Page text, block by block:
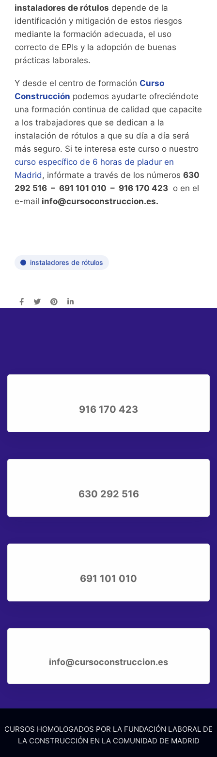
instaladores de rótulos depende de la
identificación y mitigación de estos riesgos
mediante la formación adecuada, el uso
correcto de EPIs y la adopción de buenas
prácticas laborales.
Y desde el centro de formación Curso
Construcción podemos ayudarte ofreciéndote
una formación continua de calidad que capacite
a los trabajadores que se dedican a la
instalación de rótulos a que su día a día será
más seguro. Si te interesa este curso o nuestro
curso específico de 6 horas de pladur en
Madrid , infórmate a través de los números 630
292 516 – 691 101 010 – 916 170 423 o en el
e-mail info@cursoconstruccion.es.
instaladores de rótulos
916 170 423
630 292 516
691 101 010
info@cursoconstruccion.es
CURSOS HOMOLOGADOS POR LA FUNDACIÓN LABORAL DE
LA CONSTRUCCIÓN EN LA COMUNIDAD DE MADRID